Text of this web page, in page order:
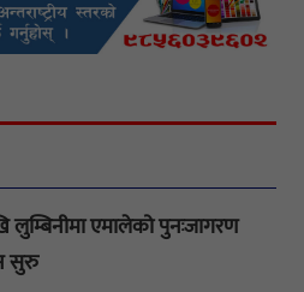
एमालेको पुनःजागरण
सुरु